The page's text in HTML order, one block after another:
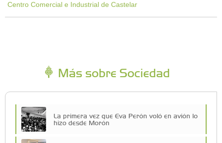
Centro Comercial e Industrial de Castelar
Más sobre Sociedad
La primera vez que Eva Perón voló en avión lo
hizo desde Morón